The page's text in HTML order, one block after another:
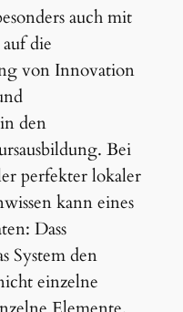
auch mit
die
von Innovation
den
Bei
perfekter lokaler
kann eines
Dass
System den
einzelne